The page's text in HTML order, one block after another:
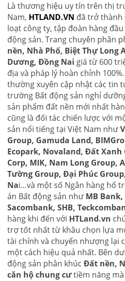
Là thương hiệu uy tín trên thị
Nam, HTLAND.VN đã trở thành
loạt công ty, tập đoàn hàng
động sản. Trang chuyên phân
nền, Nhà Phố, Biệt Thự Long
Dương, Đồng Nai giá từ 600
địa và pháp lý hoàn chỉnh
thường xuyên cập nhật các tin
trường Bất động sản nghỉ
sản phẩm đất nền mới nhất
cũng là đối tác chiến lược với
sản nổi tiếng tại Việt Nam như
Group, Gamuda Land,
Ecopark, Novaland, Đất
Corp, MIK, Nam Long Group,
Tường Group, Đại Phúc
Nai…và một số Ngân hàng hổ
án Bất động sản như MB
Sacombank, SHB,
hàng khi đến với HTLand.vn
trợ tốt nhất từ khâu chọn lựa
tài chính và chuyển nhượng lại
một cách hiệu quả nhất. Bên
động sản phân khúc Đất nền,
căn hộ chung cưtiềm năng